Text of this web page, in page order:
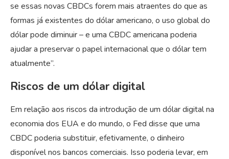
se essas novas CBDCs forem mais atraentes do que as
formas já existentes do dólar americano, o uso global do
dólar pode diminuir – e uma CBDC americana poderia
ajudar a preservar o papel internacional que o dólar tem
atualmente”.
Riscos de um dólar digital
Em relação aos riscos da introdução de um dólar digital na
economia dos EUA e do mundo, o Fed disse que uma
CBDC poderia substituir, efetivamente, o dinheiro
disponível nos bancos comerciais. Isso poderia levar, em